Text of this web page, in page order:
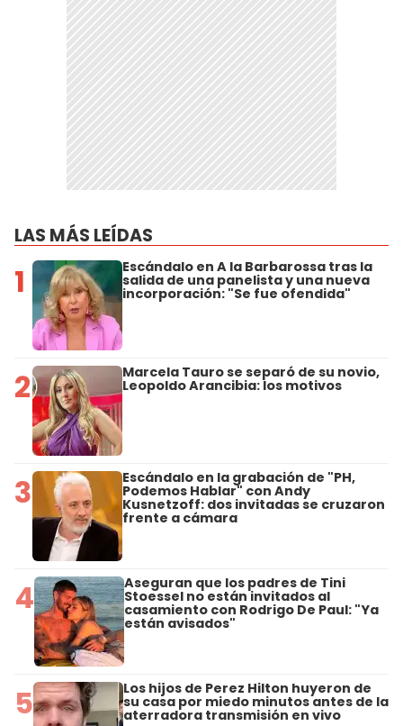
LAS MÁS LEÍDAS
1 Escándalo en A la Barbarossa tras la
salida de una panelista y una nueva
incorporación: "Se fue ofendida"
2 Marcela Tauro se separó de su novio,
Leopoldo Arancibia: los motivos
3 Escándalo en la grabación de "PH,
Podemos Hablar" con Andy
Kusnetzoff: dos invitadas se cruzaron
frente a cámara
4 Aseguran que los padres de Tini
Stoessel no están invitados al
casamiento con Rodrigo De Paul: "Ya
están avisados"
5 Los hijos de Perez Hilton huyeron de
su casa por miedo minutos antes de la
aterradora transmisión en vivo